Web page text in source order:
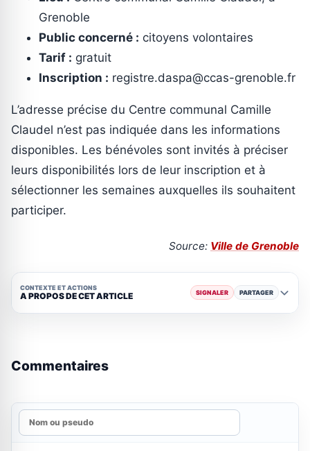
Grenoble
Public concerné : citoyens volontaires
Tarif : gratuit
Inscription : registre.daspa@ccas-grenoble.fr
L’adresse précise du Centre communal Camille
Claudel n’est pas indiquée dans les informations
disponibles. Les bénévoles sont invités à préciser
leurs disponibilités lors de leur inscription et à
sélectionner les semaines auxquelles ils souhaitent
participer.
Source: Ville de Grenoble
CONTEXTE ET ACTIONS
A PROPOS DE CET ARTICLE SIGNALER PARTAGER
Commentaires